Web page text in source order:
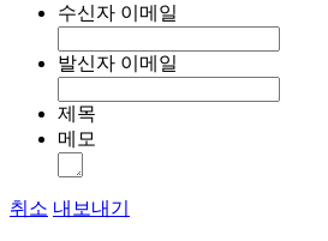
수신자 이메일
발신자 이메일
제목
메모
취소 내보내기